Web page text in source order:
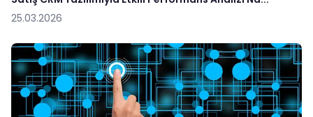
25.03.2026